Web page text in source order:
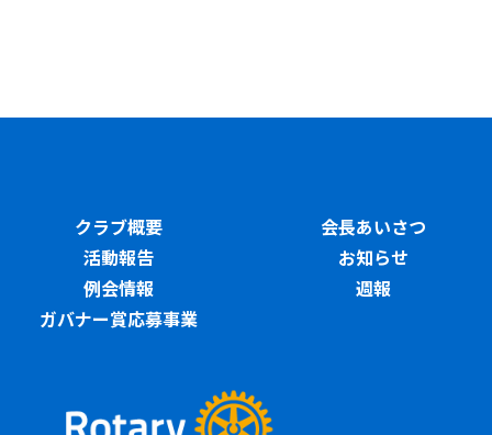
クラブ概要
会長あいさつ
活動報告
お知らせ
例会情報
週報
ガバナー賞応募事業